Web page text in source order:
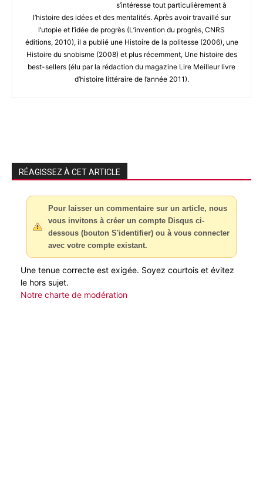
s’intéresse tout particulièrement à
l’histoire des idées et des mentalités. Après avoir travaillé sur
l’utopie et l’idée de progrès (L’invention du progrès, CNRS
éditions, 2010), il a publié une Histoire de la politesse (2006), une
Histoire du snobisme (2008) et plus récemment, Une histoire des
best-sellers (élu par la rédaction du magazine Lire Meilleur livre
d’histoire littéraire de l’année 2011).
RÉAGISSEZ À CET ARTICLE
Pour laisser un commentaire sur un article, nous
vous invitons à créer un compte Disqus ci-
dessous (bouton S'identifier) ou à vous connecter
avec votre compte existant.
Une tenue correcte est exigée. Soyez courtois et évitez
le hors sujet.
Notre charte de modération